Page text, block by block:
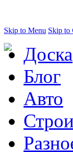
Skip to Menu Skip to
Доска
Блог
Авто